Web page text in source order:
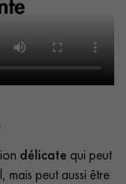
délicate qui peut
mais peut aussi être